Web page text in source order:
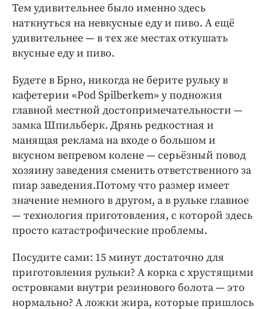
Тем удивительнее было именно здесь
наткнуться на невкусные еду и пиво. А ещё
удивительнее — в тех же местах откушать
вкусные еду и пиво.
Будете в Брно, никогда не берите рульку в
кафетерии «Pod Spilberkem» у подножия
главной местной достопримечательности —
замка Шпильберк. Дрянь редкостная и
манящая реклама на входе о большом и
вкусном вепревом колене — серьёзный повод
хозяину заведения сменить ответственного за
пиар заведения.Потому что размер имеет
значение немного в другом, а в рульке главное
— технология приготовления, с которой здесь
просто катастрофические проблемы.
Посудите сами: 15 минут достаточно для
приготовления рульки? А корка с хрустящими
островками внутри резинового болота — это
нормально? А ложки жира, которые пришлось